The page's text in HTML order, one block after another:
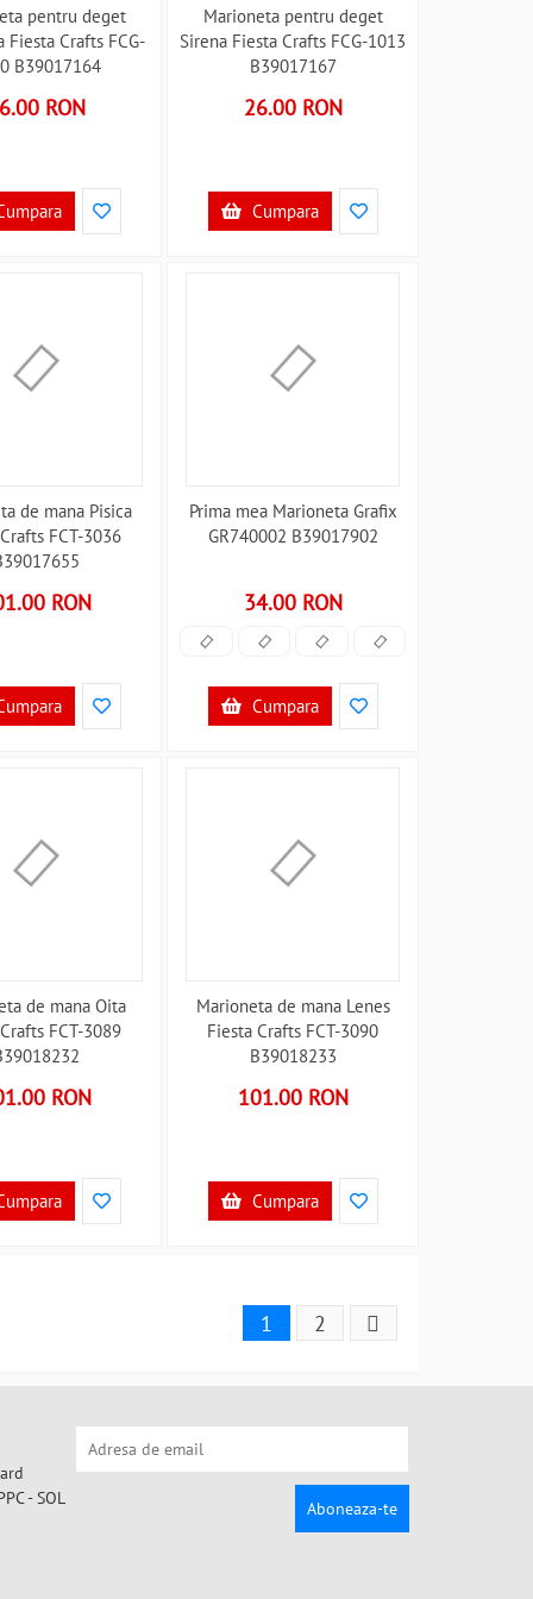
pentru deget
Fiesta Crafts FCG-
B39017164
RON
Marioneta pentru deget
Sirena Fiesta Crafts FCG-1013
B39017167
26.00 RON
Cumpara
de mana Pisica
FCT-3036
RON
Prima mea Marioneta Grafix
GR740002 B39017902
34.00 RON
Cumpara
de mana Oita
FCT-3089
RON
Marioneta de mana Lenes
Fiesta Crafts FCT-3090
B39018233
101.00 RON
Cumpara
1 2
Aboneaza-te